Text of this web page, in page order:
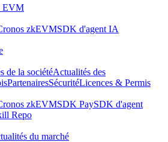
EVM
zkEVMSDK d'agent IA
de la sociétéActualités des
PartenairesSécuritéLicences & Permis
zkEVMSDK PaySDK d'agent
Repo
du marché